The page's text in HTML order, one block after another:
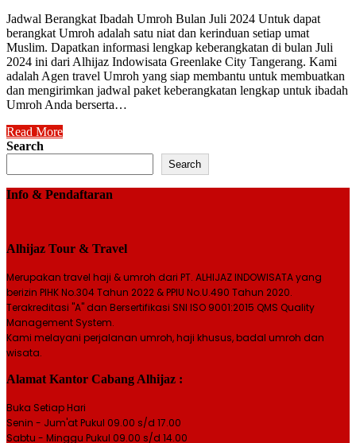
Jadwal Berangkat Ibadah Umroh Bulan Juli 2024 Untuk dapat
berangkat Umroh adalah satu niat dan kerinduan setiap umat
Muslim. Dapatkan informasi lengkap keberangkatan di bulan Juli
2024 ini dari Alhijaz Indowisata Greenlake City Tangerang. Kami
adalah Agen travel Umroh yang siap membantu untuk membuatkan
dan mengirimkan jadwal paket keberangkatan lengkap untuk ibadah
Umroh Anda berserta…
Read More
Search
Search
Info & Pendaftaran
Alhijaz Tour & Travel
Merupakan travel haji & umroh dari PT. ALHIJAZ INDOWISATA yang
berizin PIHK No.304 Tahun 2022 & PPIU No.U.490 Tahun 2020.
Terakreditasi "A" dan Bersertifikasi SNI ISO 9001:2015 QMS Quality
Management System.
Kami melayani perjalanan umroh, haji khusus, badal umroh dan
wisata.
Alamat Kantor Cabang Alhijaz :
Buka Setiap Hari
Senin - Jum'at Pukul 09.00 s/d 17.00
Sabtu - Minggu Pukul 09.00 s/d 14.00